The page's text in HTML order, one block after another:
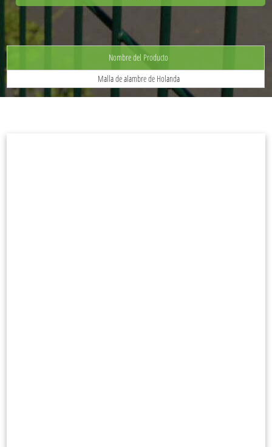
Nombre del Producto
Malla de alambre de Holanda